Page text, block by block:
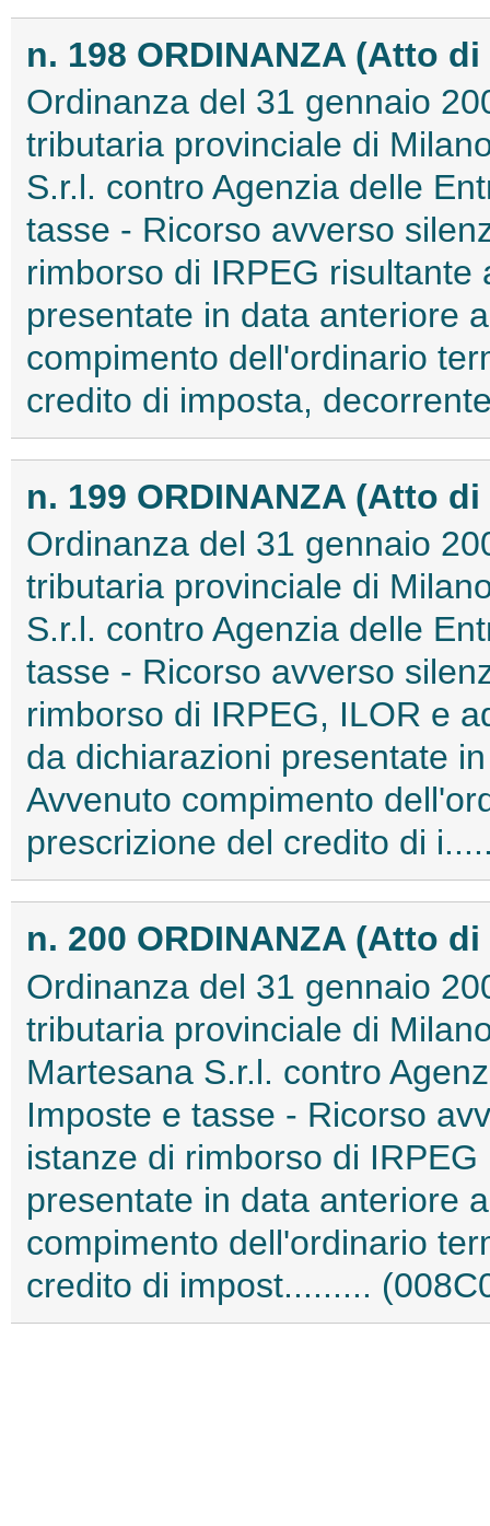
n. 198 ORDINANZA (Atto
Ordinanza del 31 gennaio
tributaria provinciale di
S.r.l. contro Agenzia delle
tasse - Ricorso avverso
rimborso di IRPEG
presentate in data anteriore
compimento dell'ordinario
credito di imposta,
n. 199 ORDINANZA (Atto
Ordinanza del 31 gennaio
tributaria provinciale di
S.r.l. contro Agenzia delle
tasse - Ricorso avverso
rimborso di IRPEG, ILOR e
da dichiarazioni presentate
Avvenuto compimento
prescrizione del credito di
n. 200 ORDINANZA (Atto
Ordinanza del 31 gennaio
tributaria provinciale di
Martesana S.r.l. contro
Imposte e tasse - Ricorso
istanze di rimborso di
presentate in data anteriore
compimento dell'ordinario
credito di impost.........